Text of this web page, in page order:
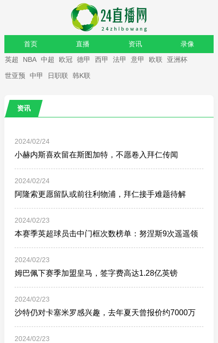
首页 直播 资讯 录像
重要赛事
英超 NBA 中超 欧冠 德甲 西甲 法甲 意甲 欧联 亚洲杯
世亚预 中甲 日职联 韩K联
资讯
2024/02/24
小赫内斯喜欢留在斯图加特，不愿卷入拜仁传闻
2024/02/24
阿隆索更愿留队或前往利物浦，拜仁接手难题待解
2024/02/23
本赛季英超球员击中门框次数榜单：努涅斯9次遥遥领
2024/02/23
姆巴佩下赛季加盟皇马，签字费高达1.28亿英镑
2024/02/23
沙特仍对卡塞米罗感兴趣，去年夏天曾报价约7000万
2024/02/23